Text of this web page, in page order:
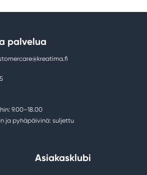
palvelua
9.00–18.00
ja pyhäpäivinä: suljettu
Asiakasklubi